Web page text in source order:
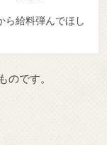
ら給料弾んでほし
のです。